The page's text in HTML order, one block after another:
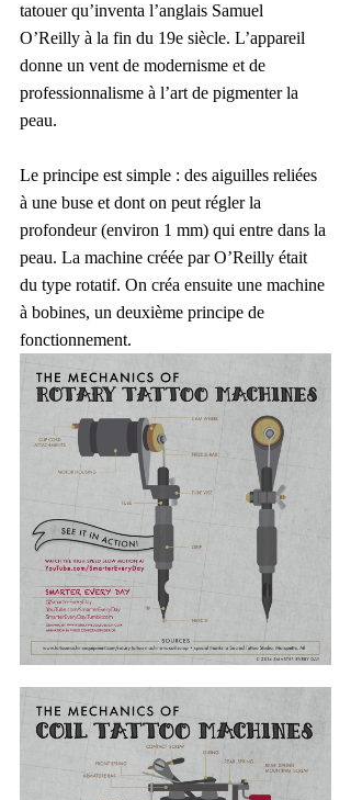
tatouer qu’inventa l’anglais Samuel
O’Reilly à la fin du 19e siècle. L’appareil
donne un vent de modernisme et de
professionnalisme à l’art de pigmenter la
peau.
Le principe est simple : des aiguilles reliées
à une buse et dont on peut régler la
profondeur (environ 1 mm) qui entre dans la
peau. La machine créée par O’Reilly était
du type rotatif. On créa ensuite une machine
à bobines, un deuxième principe de
fonctionnement.